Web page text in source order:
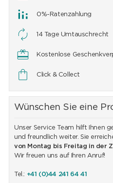
0%-Ratenzahlung
14 Tage Umtauschrecht
Kostenlose
Click & Collect
Wünschen Sie eine
Unser Service Team hilft Ihnen
und freundlich weiter. Sie
von Montag bis Freitag in der
Wir freuen uns auf Ihren Anruf!
Tel.: +41 (0)44 241 64 41